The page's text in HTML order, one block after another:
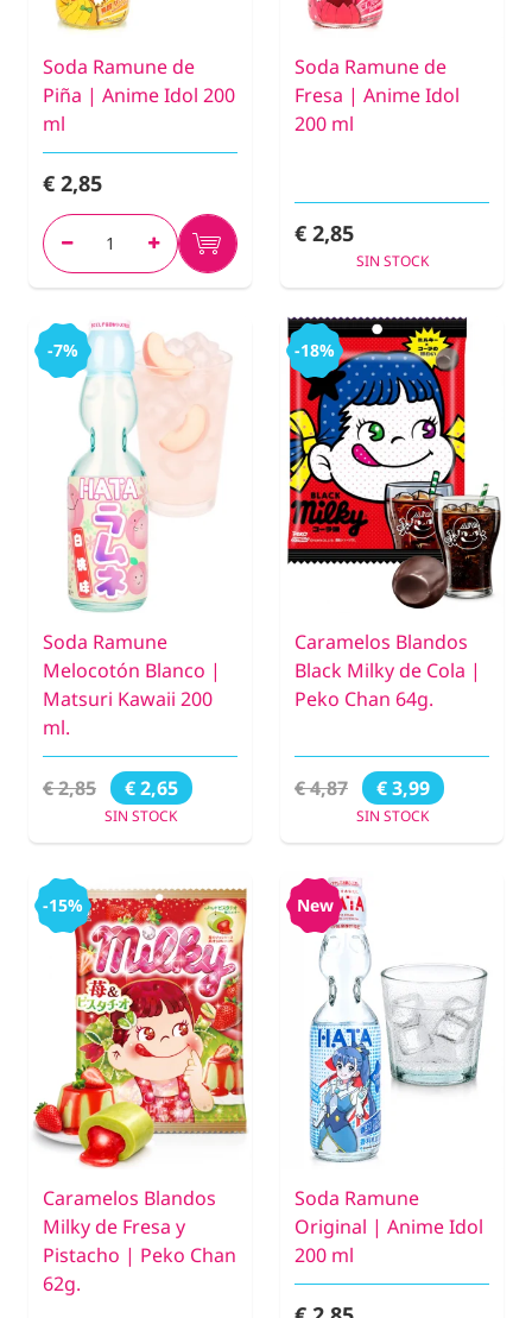
Soda Ramune de
Piña | Anime Idol 200
ml
€ 2,85
Soda Ramune de
Fresa | Anime Idol
200 ml
€ 2,85
SIN STOCK
-7%
Soda Ramune
Melocotón Blanco |
Matsuri Kawaii 200
ml.
€ 2,85 € 2,65
SIN STOCK
-18%
Caramelos Blandos
Black Milky de Cola |
Peko Chan 64g.
€ 4,87 € 3,99
SIN STOCK
-15%
Caramelos Blandos
Milky de Fresa y
Pistacho | Peko Chan
62g.
New
Soda Ramune
Original | Anime Idol
200 ml